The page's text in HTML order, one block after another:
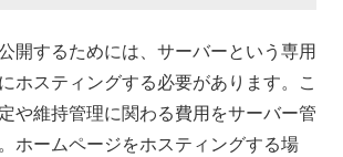
開するためには、サーバーという専用
ホスティングする必要があります。こ
や維持管理に関わる費用をサーバー管
ホームページをホスティングする場